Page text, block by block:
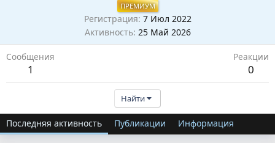
ПРЕМИУМ
Регистрация 7 Июл 2022
Активность 25 Май 2026
Сообщения
1
Реакции
0
Найти
Последняя активность Публикации Информация